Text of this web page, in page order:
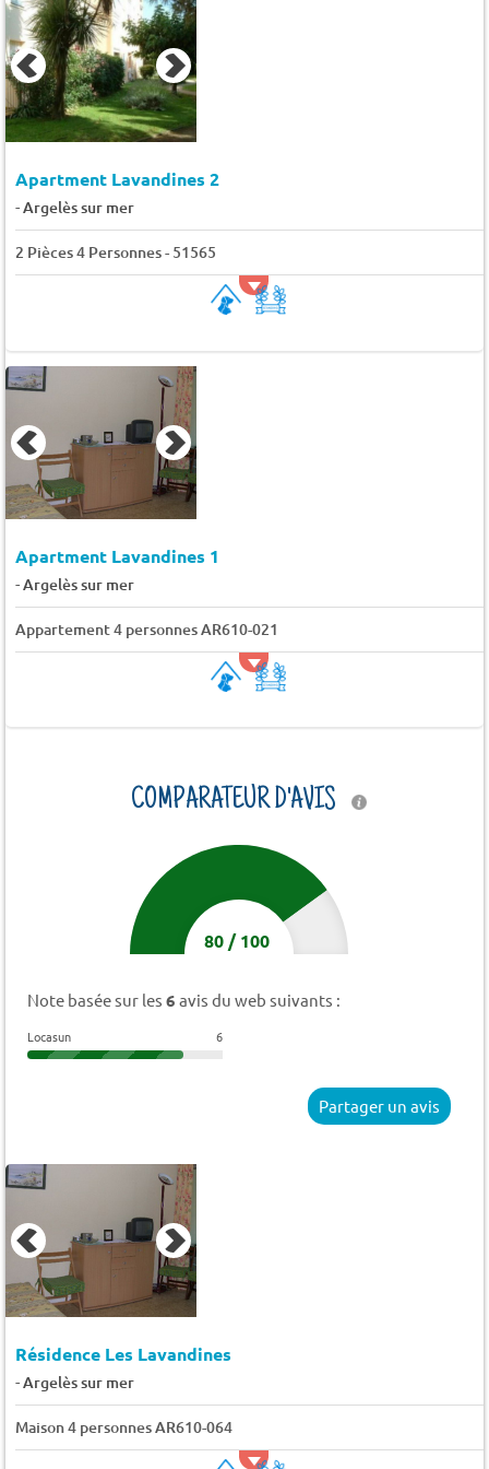
Apartment Lavandines 2
-Argelès sur mer
2 Pièces 4 Personnes - 51565
Apartment Lavandines 1
-Argelès sur mer
Appartement 4 personnes AR610-021
COMPARATEUR D'AVIS
80/100
Note basée sur les 6 avis du web suivants :
Locasun 6
Partager un avis
Résidence Les Lavandines
-Argelès sur mer
Maison 4 personnes AR610-064